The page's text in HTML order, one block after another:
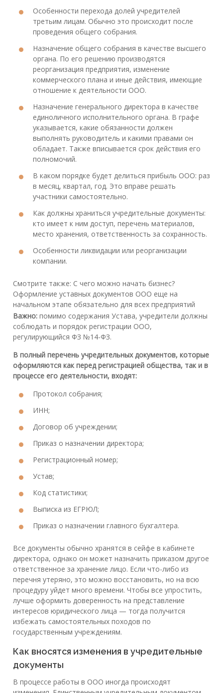
Особенности перехода долей учредителей
третьим лицам. Обычно это происходит после
проведения общего собрания.
Назначение общего собрания в качестве высшего
органа. По его решению производятся
реорганизация предприятия, изменение
коммерческого плана и иные действия, имеющие
отношение к деятельности ООО.
Назначение генерального директора в качестве
единоличного исполнительного органа. В графе
указывается, какие обязанности должен
выполнять руководитель и какими правами он
обладает. Также вписывается срок действия его
полномочий.
В каком порядке будет делиться прибыль ООО: раз
в месяц, квартал, год. Это вправе решать
участники самостоятельно.
Как должны храниться учредительные документы:
кто имеет к ним доступ, перечень материалов,
место хранения, ответственность за сохранность.
Особенности ликвидации или реорганизации
компании.
Смотрите также: С чего можно начать бизнес?
Оформление уставных документов ООО еще на
начальном этапе обязательно для всех предприятий
Важно: помимо содержания Устава, учредители должны
соблюдать и порядок регистрации ООО,
регулирующийся ФЗ №14-ФЗ.
В полный перечень учредительных документов, которые
оформляются как перед регистрацией общества, так и в
процессе его деятельности, входят:
Протокол собрания;
ИНН;
Договор об учреждении;
Приказ о назначении директора;
Регистрационный номер;
Устав;
Код статистики;
Выписка из ЕГРЮЛ;
Приказ о назначении главного бухгалтера.
Все документы обычно хранятся в сейфе в кабинете
директора, однако он может назначить приказом другое
ответственное за хранение лицо. Если что-либо из
перечня утеряно, это можно восстановить, но на всю
процедуру уйдет много времени. Чтобы все упростить,
лучше оформить доверенность на представление
интересов юридического лица — тогда получится
избежать самостоятельных походов по
государственным учреждениям.
Как вносятся изменения в учредительные
документы
В процессе работы в ООО иногда происходят